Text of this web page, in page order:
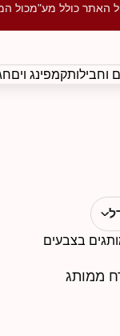
האתר כולל מע"מכול
וחבילותקמפינג וים